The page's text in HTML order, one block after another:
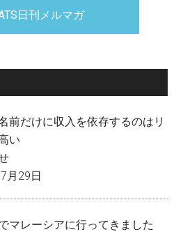
日刊メルマガ
前だけに収入を依存するのはリ
い
月29日
マレーシアに行ってきました